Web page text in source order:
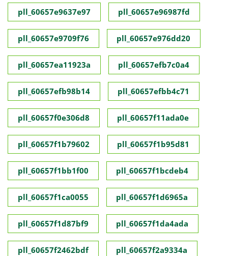
pll_60657e9637e97 pll_60657e96987fd
pll_60657e9709f76 pll_60657e976dd20
pll_60657ea11923a pll_60657efb7c0a4
pll_60657efb98b14 pll_60657efbb4c71
pll_60657f0e306d8 pll_60657f11ada0e
pll_60657f1b79602 pll_60657f1b95d81
pll_60657f1bb1f00 pll_60657f1bcdeb4
pll_60657f1ca0055 pll_60657f1d6965a
pll_60657f1d87bf9 pll_60657f1da4ada
pll_60657f2462bdf pll_60657f2a9334a